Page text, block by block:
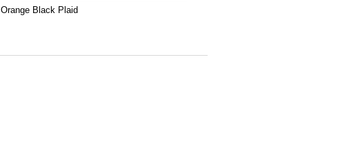
Orange Black Plaid